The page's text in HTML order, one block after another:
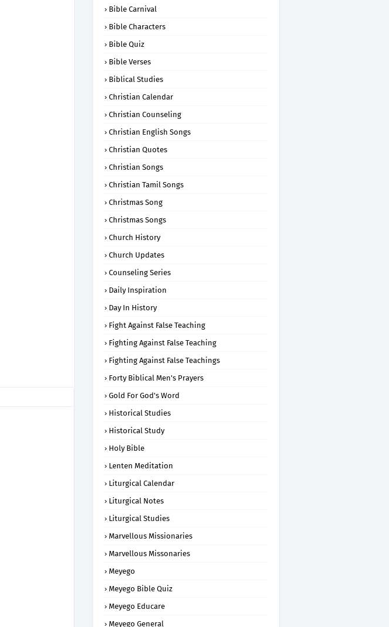
Bible Carnival
Bible Characters
Bible Quiz
Bible Verses
Biblical Studies
Christian Calendar
Christian Counseling
Christian English Songs
Christian Quotes
Christian Songs
Christian Tamil Songs
Christmas Song
Christmas Songs
Church History
Church Updates
Counseling Series
Daily Inspiration
Day In History
Fight Against False Teaching
Fighting Against False Teaching
Fighting Against False Teachings
Forty Biblical Men's Prayers
Gold For God's Word
Historical Studies
Historical Study
Holy Bible
Lenten Meditation
Liturgical Calendar
Liturgical Notes
Liturgical Studies
Marvellous Missionaries
Marvellous Missonaries
Meyego
Meyego Bible Quiz
Meyego Educare
Meyego General